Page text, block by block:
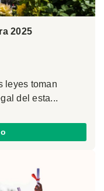
2025
leyes toman
del esta...